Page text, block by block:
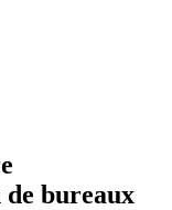
de bureaux